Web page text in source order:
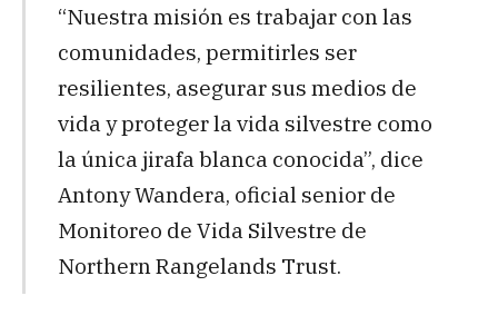
“Nuestra misión es trabajar con las
comunidades, permitirles ser
resilientes, asegurar sus medios de
vida y proteger la vida silvestre como
la única jirafa blanca conocida”, dice
Antony Wandera, oficial senior de
Monitoreo de Vida Silvestre de
Northern Rangelands Trust.